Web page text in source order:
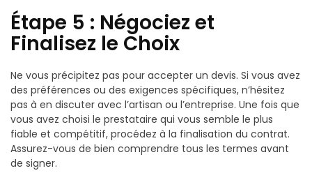
Étape 5 : Négociez et
Finalisez le Choix
Ne vous précipitez pas pour accepter un devis. Si vous avez
des préférences ou des exigences spécifiques, n’hésitez
pas à en discuter avec l’artisan ou l’entreprise. Une fois que
vous avez choisi le prestataire qui vous semble le plus
fiable et compétitif, procédez à la finalisation du contrat.
Assurez-vous de bien comprendre tous les termes avant
de signer.